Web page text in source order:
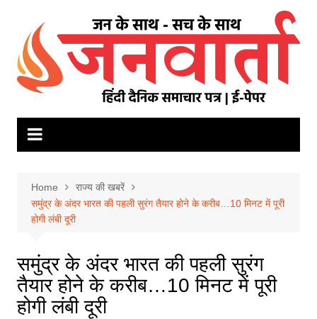
content
Home
राज्य की खबरें
समुंद्र के अंदर भारत की पहली सुरंग तैयार होने के करीब…10 मिनट में पूरी
होगी लंबी दूरी
समुंद्र के अंदर भारत की पहली सुरंग
तैयार होने के करीब…10 मिनट में पूरी
होगी लंबी दूरी